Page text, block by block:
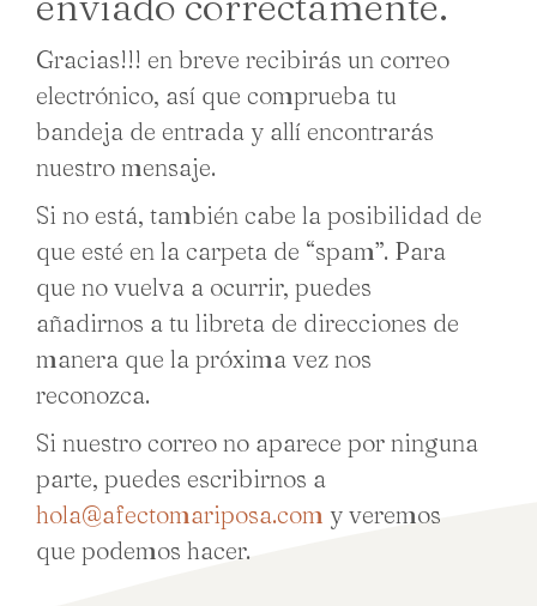
Gracias!!! en breve recibirás un correo
electrónico, así que comprueba tu
bandeja de entrada y allí encontrarás
nuestro mensaje.
Si no está, también cabe la posibilidad de
que esté en la carpeta de “spam”. Para
que no vuelva a ocurrir, puedes
añadirnos a tu libreta de direcciones de
manera que la próxima vez nos
reconozca.
Si nuestro correo no aparece por ninguna
parte, puedes escribirnos a
hola@afectomariposa.com y veremos
que podemos hacer.